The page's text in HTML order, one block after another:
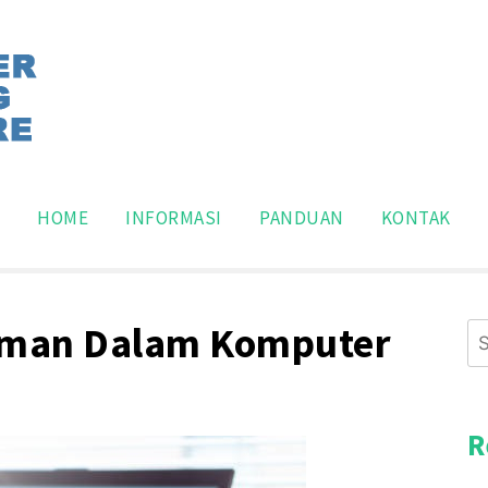
for:
HOME INFORMASI PANDUAN KONTAK
Dalam Komputer
for: